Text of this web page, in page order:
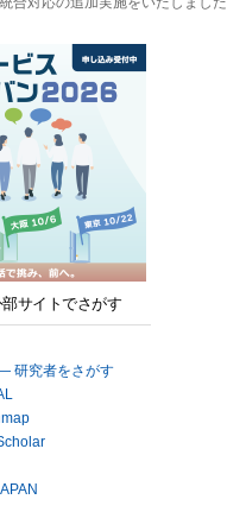
サイトでさがす
研究者をさがす